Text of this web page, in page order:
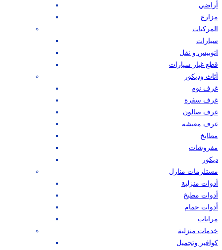
أراضي
مزارع
المركبات
سيارات
اتوبيس و نقل
قطع غيار سيارات
أثاث وديكور
غرف نوم
غرف سفرة
غرف صالون
غرف معيشة
مطابخ
مفروشات
ديكور
مستلزمات منازل
أدوات منزلية
أدوات مطبخ
أدوات حمام
مرايات
خدمات منزلية
كوافير وتجميل